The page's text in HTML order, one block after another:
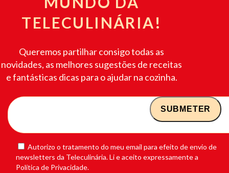
TELECULINÁRIA!
Queremos partilhar consigo todas as
novidades, as melhores sugestões de receitas
e fantásticas dicas para o ajudar na cozinha.
Autorizo o tratamento do meu email para efeito de envio de
newsletters da Teleculinária. Li e aceito expressamente a
Política de Privacidade.